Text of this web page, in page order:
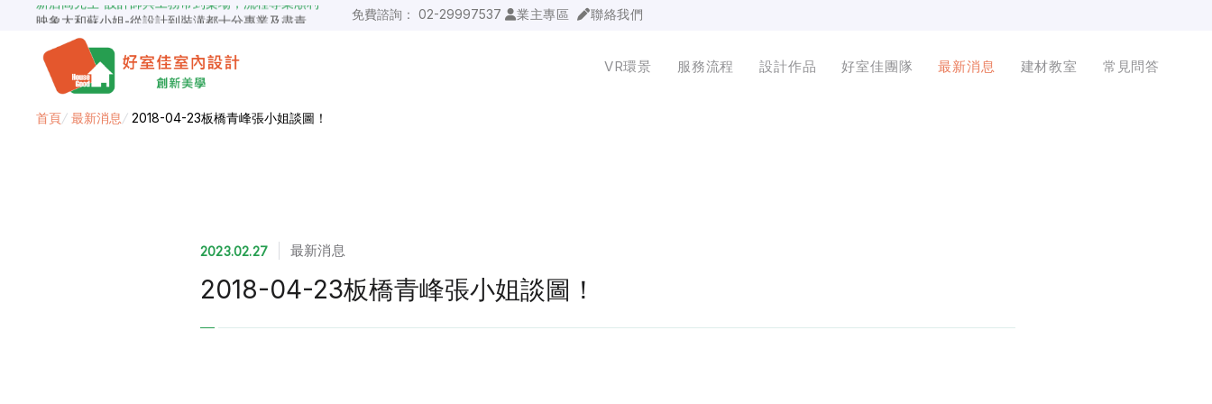
映象太和蘇小姐-從設計到裝潢都十分專業及盡責
超級F1歐小姐-設計跟材料的品質都很優質，建議實用
說明仔細流程順暢，注意施工上細節，施工團隊專業細心
毛胚屋裝修推薦，設計師與工務完美配合，效果非常滿意
春城越蔡先生-設計師溝通規劃完善，整體來說相當滿意
免費諮詢： 02-29997537 業主專區 聯絡我們
VR環景 服務流程 設計作品 好室佳團隊 最新消息 建材教室 常見問答
首頁/ 最新消息 / 2018-04-23板橋青峰張小姐談圖！
2023.02.27 最新消息
2018-04-23板橋青峰張小姐談圖！